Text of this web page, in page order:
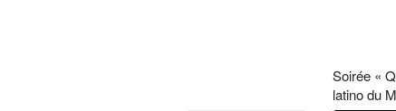
Soirée «
latino du